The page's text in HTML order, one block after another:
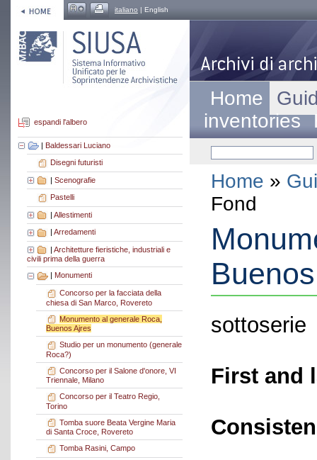
italiano | English
espandi l'albero
| Baldessari Luciano
Disegni futuristi
| Scenografie
Pastelli
| Allestimenti
Arredamenti
| Architetture fieristiche, industriali e
civili prima della guerra
Monumenti
Concorso per la facciata della
chiesa di San Marco, Rovereto
Monumento al generale Roca,
Buenos Ajres
Studio per un monumento (generale
Roca?)
Concorso per il Salone d'onore, VI
Triennale, Milano
Concorso per il Teatro Regio,
Torino
Tomba suore Beata Vergine Maria
di Santa Croce, Rovereto
Tomba Rasini, Campo
Home
inventories
Home »
Fond
sottoserie
First and